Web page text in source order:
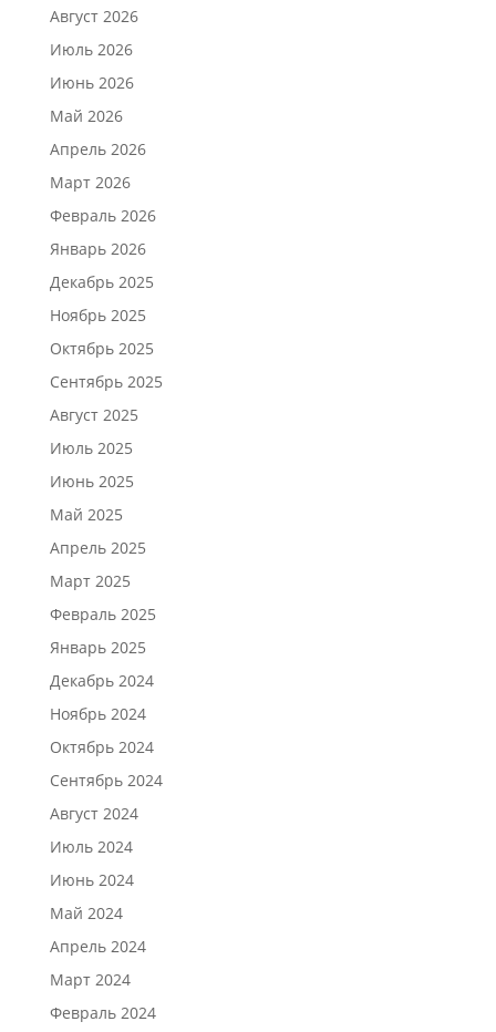
Август 2026
Июль 2026
Июнь 2026
Май 2026
Апрель 2026
Март 2026
Февраль 2026
Январь 2026
Декабрь 2025
Ноябрь 2025
Октябрь 2025
Сентябрь 2025
Август 2025
Июль 2025
Июнь 2025
Май 2025
Апрель 2025
Март 2025
Февраль 2025
Январь 2025
Декабрь 2024
Ноябрь 2024
Октябрь 2024
Сентябрь 2024
Август 2024
Июль 2024
Июнь 2024
Май 2024
Апрель 2024
Март 2024
Февраль 2024